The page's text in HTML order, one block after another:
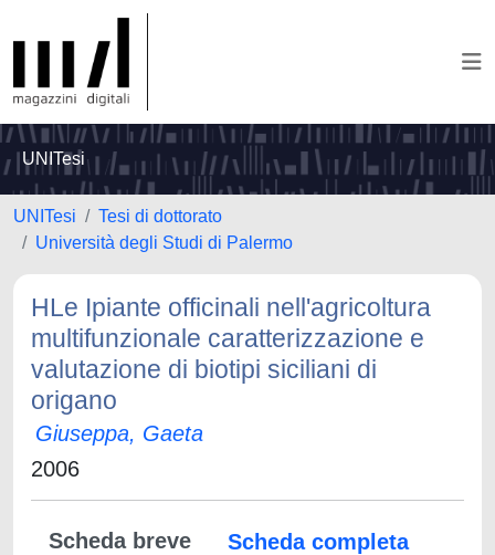
UNITesi
UNITesi
Tesi di dottorato
Università degli Studi di Palermo
HLe Ipiante officinali nell'agricoltura
multifunzionale caratterizzazione e
valutazione di biotipi siciliani di
origano
Giuseppa, Gaeta
2006
Scheda breve
Scheda completa